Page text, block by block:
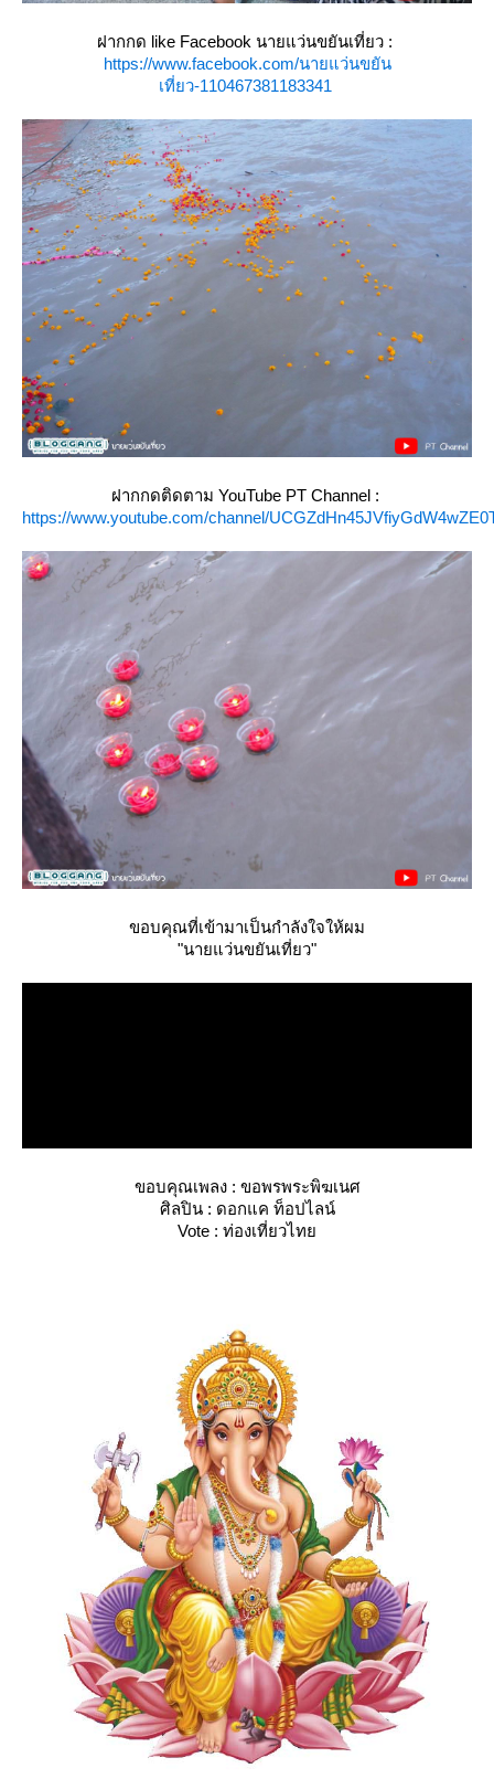
ฝากกด like Facebook นายแว่นขยันเที่ยว :
https://www.facebook.com/นายแว่นขยัน
เที่ยว-110467381183341
ฝากกดติดตาม YouTube PT Channel :
https://www.youtube.com/channel/
ขอบคุณที่เข้ามาเป็นกำลังใจให้ผม
"นายแว่นขยันเที่ยว"
ขอบคุณเพลง : ขอพรพระพิฆเนศ
ศิลปิน : ดอกแค ท็อปไลน์
Vote : ท่องเที่ยวไท